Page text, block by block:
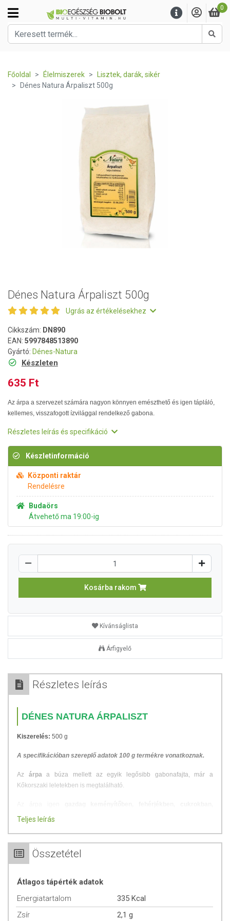
0
Főoldal Élelmiszerek
Lisztek, darák, sikér
Dénes Natura Árpaliszt 500g
Dénes Natura Árpaliszt 500g
Ugrás az értékelésekhez
Cikkszám: DN890
EAN: 5997848513890
Gyártó: Dénes-Natura
Készleten
635 Ft
Az árpa a szervezet számára nagyon könnyen emészthető és igen tápláló,
kellemes, visszafogott ízvilággal rendelkező gabona.
Részletes leírás és specifikáció
Készletinformáció
Központi raktár
Rendelésre
Budaörs
Átvehető ma 19:00-ig
Kosárba rakom
Kívánságlista
Árfigyelő
Részletes leírás
DÉNES NATURA ÁRPALISZT
Kiszerelés: 500 g
A specifikációban szereplő adatok 100 g termékre vonatkoznak.
Az árpaa búza mellett az egyik legősibb gabonafajta, már a
Kőkorszaki leletekben is megtalálható.
vitaminokban
Az árpa aszervezet számára nagyon könnyen emészthetőés igen
tápláló, kellemes, szelíd ízű gabona. Számos olyan, kedvező hatással
jellemző. Az árpa rendszeres fogyasztása segít
székrekedést, javítja a bélműködést, így csökkenti a
bélproblémákat.
Felhasználási javaslat:
Felhasználható lepénykenyér készítéséhez
Teljes leírás
Összetétel
Átlagos tápérték adatok
Energiatartalom
335 Kcal
Zsír
2,1 g